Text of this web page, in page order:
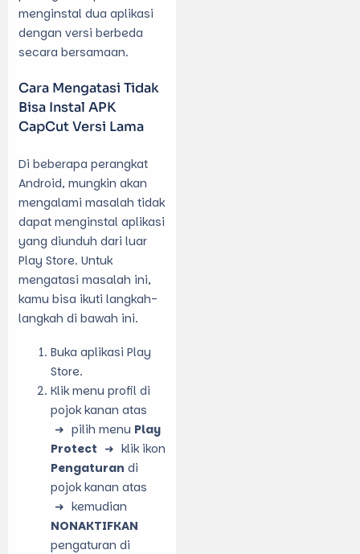
menginstal dua aplikasi
dengan versi berbeda
secara bersamaan.
Cara Mengatasi Tidak
Bisa Instal APK
CapCut Versi Lama
Di beberapa perangkat
Android, mungkin akan
mengalami masalah tidak
dapat menginstal aplikasi
yang diunduh dari luar
Play Store. Untuk
mengatasi masalah ini,
kamu bisa ikuti langkah-
langkah di bawah ini.
Buka aplikasi Play
Store.
Klik menu profil di
pojok kanan atas
pilih menu Play
Protect
klik ikon
Pengaturan di
pojok kanan atas
kemudian
NONAKTIFKAN
pengaturan di